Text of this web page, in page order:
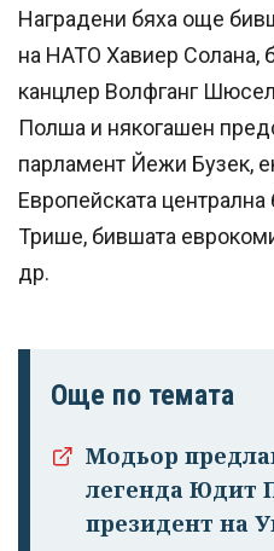
Наградени бяха още
на НАТО Хавиер Солана,
канцлер Волфганг
Полша и някогашен
парламент Йежи Бузек,
Европейската
Трише, бившата
др.
Още по темата
Модьор
легенда Юдит
президент на